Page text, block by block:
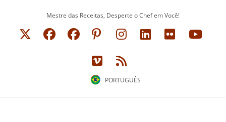
Mestre das Receitas, Desperte o Chef em Você!
PORTUGUÊS